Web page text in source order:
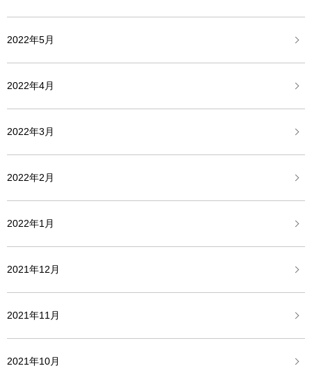
2022年5月
2022年4月
2022年3月
2022年2月
2022年1月
2021年12月
2021年11月
2021年10月